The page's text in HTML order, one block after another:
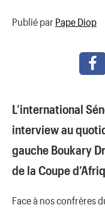
Publié par Pape Diop
L’international
interview au
gauche Boukary
de la Coupe
Face à nos confrères